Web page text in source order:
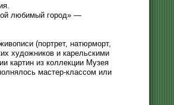
любимый город» —
(портрет, натюрморт,
художников и карельскими
картин из коллекции Музея
мастер-классом или